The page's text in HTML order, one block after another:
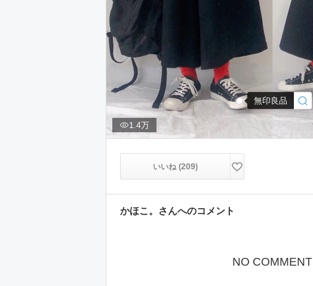
無印良品
1.4万
いいね (209)
かほこ。 さんへのコメント
NO COMMENT